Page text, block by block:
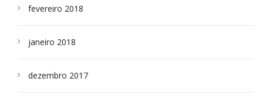
fevereiro 2018
janeiro 2018
dezembro 2017